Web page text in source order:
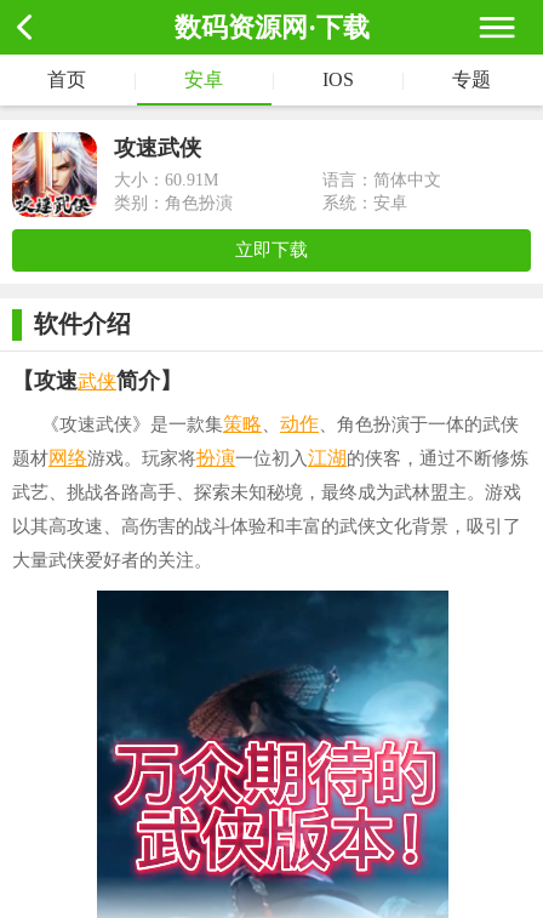
数码资源网·下载
首页 安卓 IOS 专题
攻速武侠
大小： 60.91M
语言：简体中文
类别：角色扮演
系统：安卓
立即下载
软件介绍
【攻速武侠简介】
《攻速武侠》是一款集策略 动作 、角色扮演于一体的武侠
题材网络游戏。玩家将扮演一位初入江湖的侠客，通过不断修炼
武艺、挑战各路高手、探索未知秘境，最终成为武林盟主。游戏
以其高攻速、高伤害的战斗体验和丰富的武侠文化背景，吸引了
大量武侠爱好者的关注。